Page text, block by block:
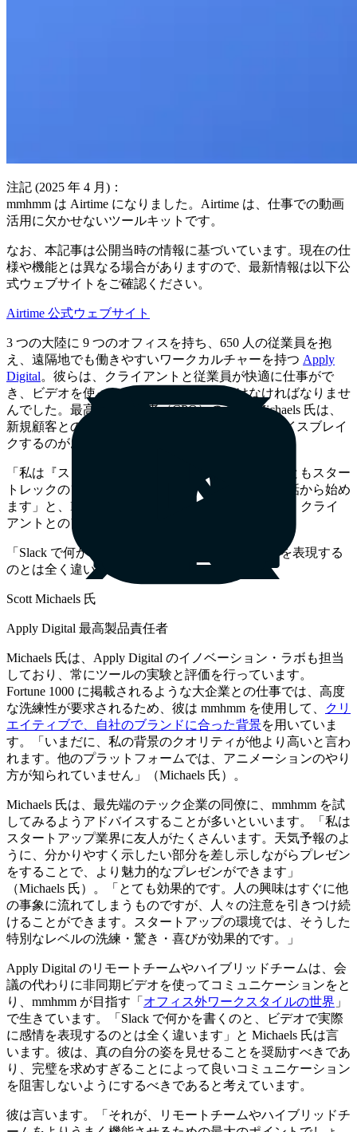
注記 (2025 年 4 月)：
mmhmm は Airtime になりました。Airtime は、仕事での動画
活用に欠かせないツールキットです。
なお、本記事は公開当時の情報に基づいています。現在の仕
様や機能とは異なる場合がありますので、最新情報は以下公
式ウェブサイトをご確認ください。
Airtime 公式ウェブサイト
3 つの大陸に 9 つのオフィスを持ち、650 人の従業員を抱
え、遠隔地でも働きやすいワークカルチャーを持つ Apply
Digital。彼らは、クライアントと従業員が快適に仕事がで
き、ビデオを使ってつながる方法を見つけなければなりませ
んでした。最高製品責任者（CPO）の Scott Michaels 氏は、
新規顧客とのビデオ通話で、
を使ってアイスブレイ
クするのがお気に入りです。
「私は『スター・ウォーズのファンですか、それともスター
トレックのファンですか？』という他愛もない会話から始め
ます」と、Michaels 氏。 「主な使い方のひとつは、クライ
アントとのアイスブレイクです。」
「Slack で何かを書くのと、ビデオで実際に感情を表現する
のとは全く違います」
Scott Michaels 氏
Apply Digital 最高製品責任者
Michaels 氏は、Apply Digital のイノベーション・ラボも担当
しており、常にツールの実験と評価を行っています。
Fortune 1000 に掲載されるような大企業との仕事では、高度
な洗練性が要求されるため、彼は mmhmm を使用して、
クリ
エイティブで、自社のブランドに合った背景を用いていま
す。「いまだに、私の背景のクオリティが他より高いと言わ
れます。他のプラットフォームでは、アニメーションのやり
方が知られていません」（Michaels 氏）。
Michaels 氏は、最先端のテック企業の同僚に、mmhmm を試
してみるようアドバイスすることが多いといいます。「私は
スタートアップ業界に友人がたくさんいます。天気予報のよ
うに、分かりやすく示したい部分を差し示しながらプレゼン
をすることで、より魅力的なプレゼンができます」
（Michaels 氏）。「とても効果的です。人の興味はすぐに他
の事象に流れてしまうものですが、人々の注意を引きつけ続
けることができます。スタートアップの環境では、そうした
特別なレベルの洗練・驚き・喜びが効果的です。」
Apply Digital のリモートチームやハイブリッドチームは、会
議の代わりに非同期ビデオを使ってコミュニケーションをと
り、mmhmm が目指す「 オフィス外ワークスタイルの世界 」
で生きています。「Slack で何かを書くのと、ビデオで実際
に感情を表現するのとは全く違います」と Michaels 氏は言
います。彼は、真の自分の姿を見せることを奨励すべきであ
り、完璧を求めすぎることによって良いコミュニケーション
を阻害しないようにするべきであると考えています。
彼は言います。「それが、リモートチームやハイブリッドチ